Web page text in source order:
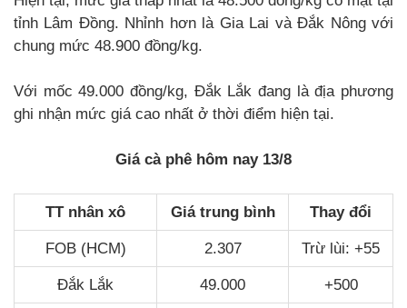
tỉnh Lâm Đồng. Nhỉnh hơn là Gia Lai và Đắk Nông với
chung mức 48.900 đồng/kg.
Với mốc 49.000 đồng/kg, Đắk Lắk đang là địa phương
ghi nhận mức giá cao nhất ở thời điểm hiện tại.
Giá cà phê hôm nay 13/8
TT nhân xô Giá trung bình Thay đổi
FOB (HCM) 2.307 Trừ lùi: +55
Đắk Lắk 49.000 +500